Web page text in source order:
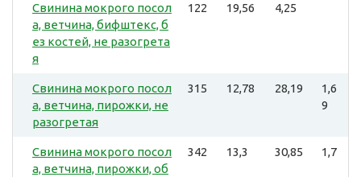
Свинина мокрого посол
а, ветчина, бифштекс, б
ез костей, не разогрета
я
122 19,56 4,25
Свинина мокрого посол
а, ветчина, пирожки, не
разогретая
315 12,78 28,19
1,6
9
Свинина мокрого посол
а, ветчина, пирожки, об
342 13,3 30,85 1,7